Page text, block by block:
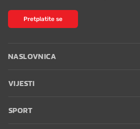
Pretplatite se
NASLOVNICA
VIJESTI
SPORT